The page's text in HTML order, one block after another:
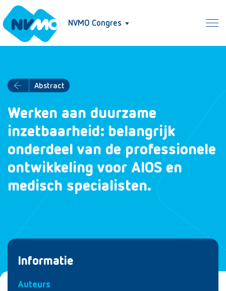
NVMO Congres
Abstract
Werken aan duurzame
inzetbaarheid: belangrijk
onderdeel van de professionele
ontwikkeling voor AIOS en
medisch specialisten.
Informatie
Auteurs